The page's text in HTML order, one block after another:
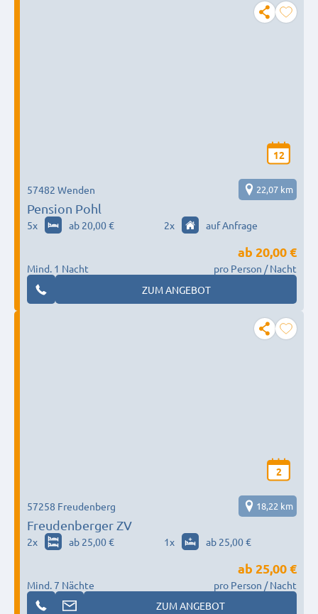
12
Pension Pohl
57482 Wenden 22,07 km
5x ab 20,00 € 2x auf Anfrage
Mind. 1 Nacht
ab 20,00 €
pro Person / Nacht
ZUM ANGEBOT
2
Freudenberger ZV
57258 Freudenberg 18,22 km
2x ab 25,00 € 1x ab 25,00 €
Mind. 7 Nächte
ab 25,00 €
pro Person / Nacht
ZUM ANGEBOT